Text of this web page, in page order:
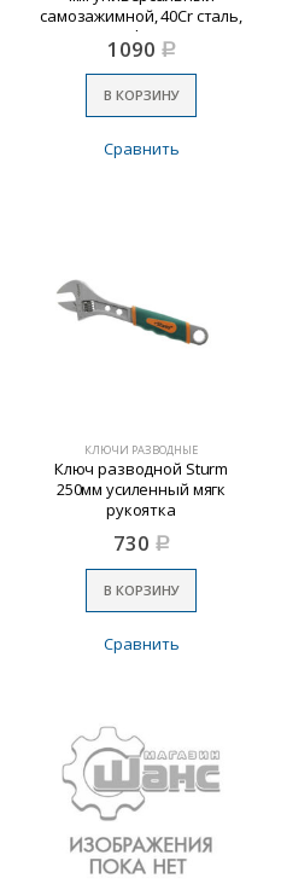
самозажимной, 40Cr сталь,
тефлон
1090 Р
В КОРЗИНУ
Сравнить
КЛЮЧИ РАЗВОДНЫЕ
Ключ разводной Sturm
250мм усиленный мягк
рукоятка
730 Р
В КОРЗИНУ
Сравнить